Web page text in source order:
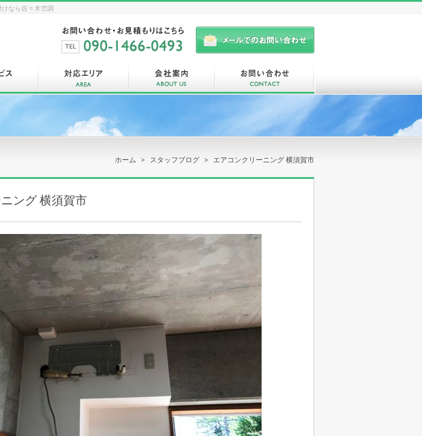
なら佐々木空調
ホーム スタッフブログ エアコンクリーニング 横須賀市
ング 横須賀市